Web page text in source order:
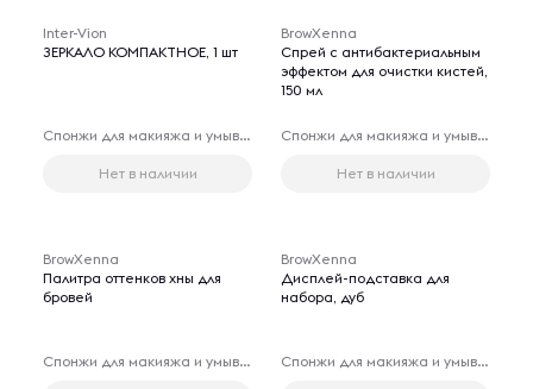
Inter-Vion
ЗЕРКАЛО КОМПАКТНОЕ, 1 шт
Спонжи для макияжа и умывания лица
Нет в наличии
BrowXenna
Спрей с антибактериальным
эффектом для очистки кистей,
150 мл
Спонжи для макияжа и умывания лица
Нет в наличии
BrowXenna
Палитра оттенков хны для
бровей
Спонжи для макияжа и умывания лица
BrowXenna
Дисплей-подставка для
набора, дуб
Спонжи для макияжа и умывания лица